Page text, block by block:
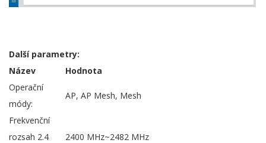
Další parametry:
Název
Hodnota
Operační
módy:
AP, AP Mesh, Mesh
Frekvenční
rozsah 2.4
2400 MHz~2482 MHz